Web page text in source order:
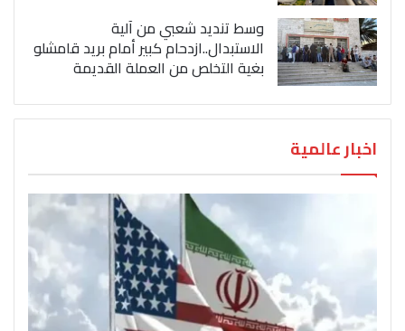
وسط تنديد شعبي من آلية
الاستبدال..ازدحام كبير أمام بريد قامشلو
بغية التخلص من العملة القديمة
اخبار عالمية